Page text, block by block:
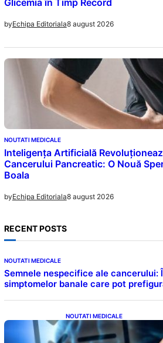
Glicemia în Timp Record
byEchipa Editoriala8 august 2026
NOUTATI MEDICALE
Inteligența Artificială
Cancerului Pancreatic: O Nouă
Boala
byEchipa Editoriala8 august 2026
RECENT POSTS
NOUTATI MEDICALE
Semnele nespecifice ale cancerului:
simptomelor banale care pot
NOUTATI MEDICALE
Inteligența dincolo de
ridicat care nu țin de